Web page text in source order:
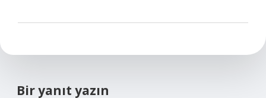
Bir yanıt yazın